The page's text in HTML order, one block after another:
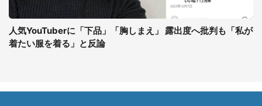
人気YouTuberに「下品」「胸しまえ」 露出度へ批判も「私が
着たい服を着る」と反論